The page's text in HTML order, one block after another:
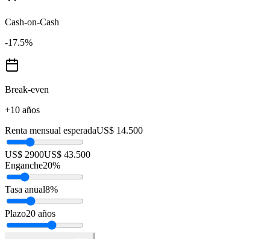
Cash-on-Cash
-17.5%
Break-even
+10 años
Renta mensual esperadaUS$ 14.500
US$ 2900US$ 43.500
Enganche20%
Tasa anual8%
Plazo20 años